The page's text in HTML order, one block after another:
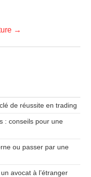
→
de réussite en trading
: conseils pour une
ou passer par une
avocat à l’étranger